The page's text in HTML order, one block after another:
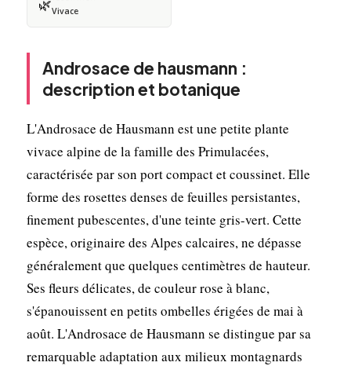
🌿Vivace
Androsace de hausmann :
description et botanique
L'Androsace de Hausmann est une petite plante
vivace alpine de la famille des Primulacées,
caractérisée par son port compact et coussinet. Elle
forme des rosettes denses de feuilles persistantes,
finement pubescentes, d'une teinte gris-vert. Cette
espèce, originaire des Alpes calcaires, ne dépasse
généralement que quelques centimètres de hauteur.
Ses fleurs délicates, de couleur rose à blanc,
s'épanouissent en petits ombelles érigées de mai à
août. L'Androsace de Hausmann se distingue par sa
remarquable adaptation aux milieux montagnards